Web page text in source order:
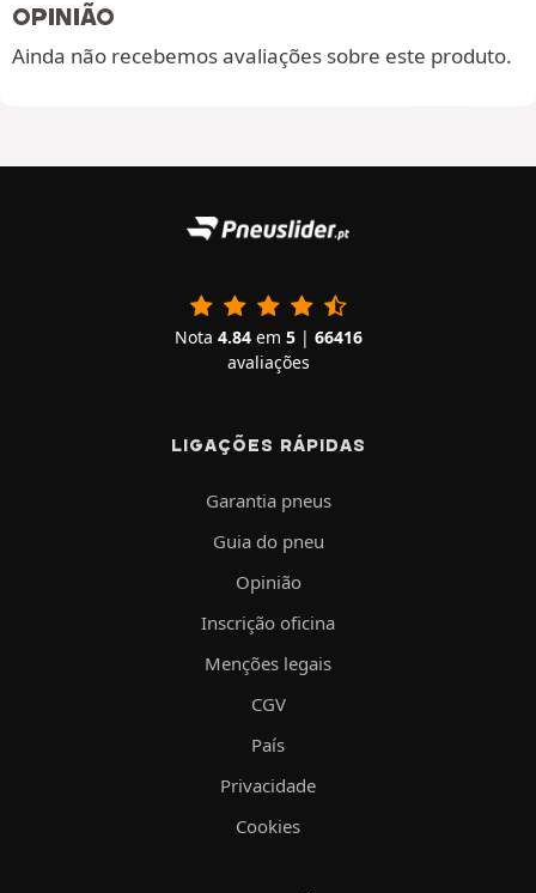
OPINIÃO
Ainda não recebemos avaliações sobre este produto.
Nota 4.84em 5| 66416
avaliações
LIGAÇÕES RÁPIDAS
Garantia pneus
Guia do pneu
Opinião
Inscrição oficina
Menções legais
CGV
País
Privacidade
Cookies